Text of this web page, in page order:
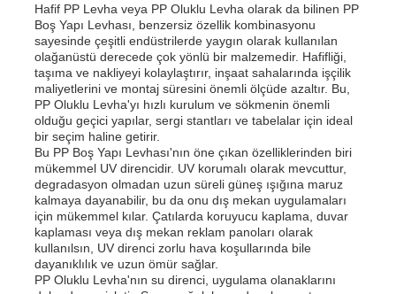
Hafif PP Levha veya PP Oluklu Levha olarak da bilinen PP
Boş Yapı Levhası, benzersiz özellik kombinasyonu
sayesinde çeşitli endüstrilerde yaygın olarak kullanılan
olağanüstü derecede çok yönlü bir malzemedir. Hafifliği,
taşıma ve nakliyeyi kolaylaştırır, inşaat sahalarında işçilik
maliyetlerini ve montaj süresini önemli ölçüde azaltır. Bu,
PP Oluklu Levha'yı hızlı kurulum ve sökmenin önemli
olduğu geçici yapılar, sergi stantları ve tabelalar için ideal
bir seçim haline getirir.
Bu PP Boş Yapı Levhası'nın öne çıkan özelliklerinden biri
mükemmel UV direncidir. UV korumalı olarak mevcuttur,
degradasyon olmadan uzun süreli güneş ışığına maruz
kalmaya dayanabilir, bu da onu dış mekan uygulamaları
için mükemmel kılar. Çatılarda koruyucu kaplama, duvar
kaplaması veya dış mekan reklam panoları olarak
kullanılsın, UV direnci zorlu hava koşullarında bile
dayanıklılık ve uzun ömür sağlar.
PP Oluklu Levha'nın su direnci, uygulama olanaklarını